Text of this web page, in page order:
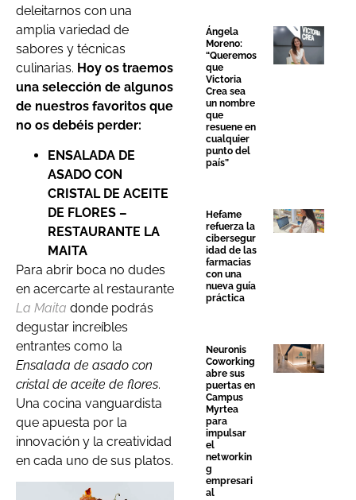
deleitarnos con una
amplia variedad de
sabores y técnicas
culinarias. Hoy os traemos
una selección de algunos
de nuestros favoritos que
no os debéis perder:
ENSALADA DE
ASADO CON
CRISTAL DE ACEITE
DE FLORES –
RESTAURANTE LA
MAITA
Para abrir boca no dudes
en acercarte al restaurante
La Maita donde podrás
degustar increíbles
entrantes como la
Ensalada de asado con
cristal de aceite de flores.
Una cocina vanguardista
que apuesta por la
innovación y la creatividad
en cada uno de sus platos.
Ángela
Moreno:
“Queremos
que
Victoria
Crea sea
un nombre
que
resuene en
cualquier
punto del
país”
Hefame
refuerza la
cibersegur
idad de las
farmacias
con una
nueva guía
práctica
Neuronis
Coworking
abre sus
puertas en
Campus
Myrtea
para
impulsar
el
networkin
g
empresari
al